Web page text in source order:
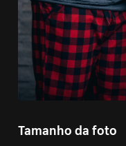
Tamanho da foto